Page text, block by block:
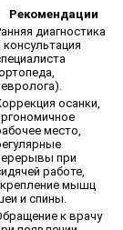
Рекомендации
диагностика
консультация
осанки,
место,
при
работе,
мышц
и спины.
к врачу